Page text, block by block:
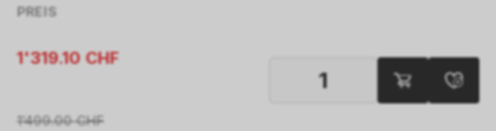
PREIS
1'319.10 CHF
1'499.00 CHF